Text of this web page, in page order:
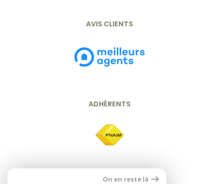
AVIS CLIENTS
ADHÉRENTS
On en reste là